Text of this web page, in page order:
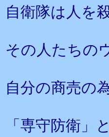
自衛隊は人を
その人たちの
自分の商売の
「専守防衛」